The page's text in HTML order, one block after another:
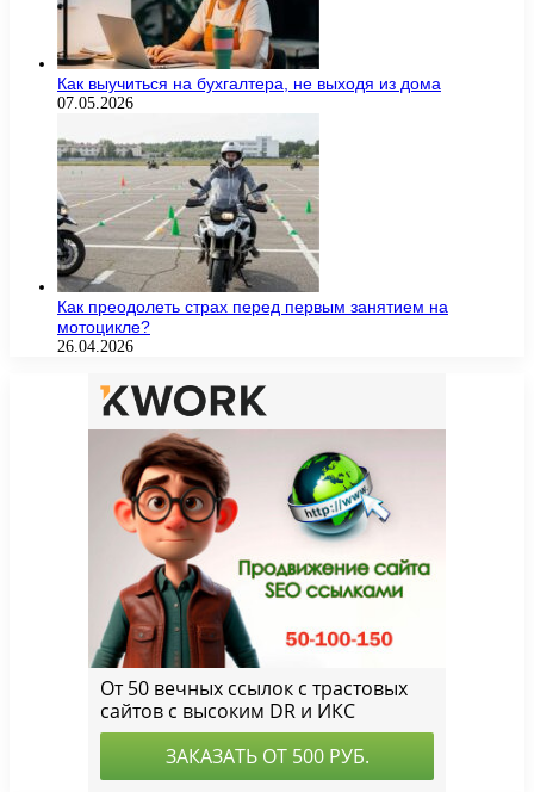
Как выучиться на бухгалтера, не выходя из дома
07.05.2026
Как преодолеть страх перед первым занятием на
мотоцикле?
26.04.2026